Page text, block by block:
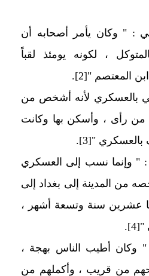
: " وكان يأمر أصحابه أن
، لكونه يومئذ لقباً
المعتصم "[2]
.
بالعسكري لأنه أشخص من
من رأى ، وأسكن بها وكانت
"
[3]
.
" وإنما نسب إلى العسكري
من المدينة إلى بغداد إلى
عشرين سنة وتسعة أشهر ،
"
[4]
.
وكان أطيب الناس بهجة ،
من قريب ، وأكملهم من